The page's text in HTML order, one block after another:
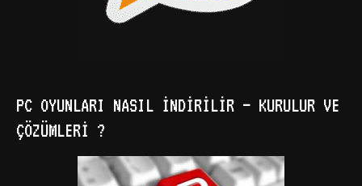
PC OYUNLARI NASIL İNDIRILIR – KURULUR VE
ÇÖZÜMLERI ?